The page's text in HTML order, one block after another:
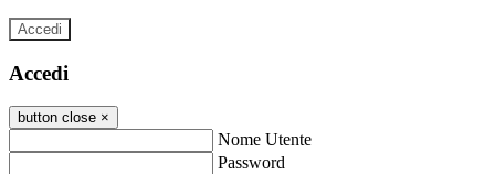
Accedi
Accedi
button close ×
Nome Utente
Password